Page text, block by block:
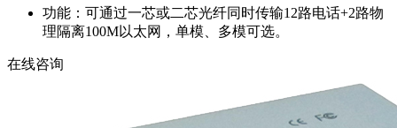
功能： 可通过一芯或二芯光纤同时传输12路电话+2路物
理隔离100M以太网，单模、多模可选。
在线咨询